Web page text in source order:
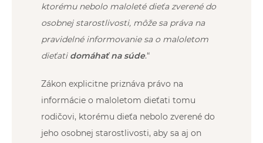
ktorému nebolo maloleté dieťa zverené do
osobnej starostlivosti, môže sa práva na
pravidelné informovanie sa o maloletom
dieťati domáhať na súde.“
Zákon explicitne priznáva právo na
informácie o maloletom dieťati tomu
rodičovi, ktorému dieťa nebolo zverené do
jeho osobnej starostlivosti, aby sa aj on